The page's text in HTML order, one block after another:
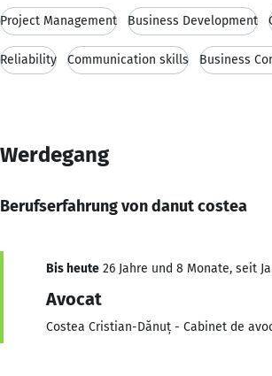
Project Management Business Development
Reliability Communication skills Business
Werdegang
Berufserfahrung von danut costea
Bis heute 26 Jahre und 8 Monate, seit
Avocat
Costea Cristian-Dănuț - Cabinet de